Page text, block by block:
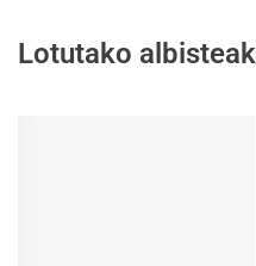
Lotutako albisteak